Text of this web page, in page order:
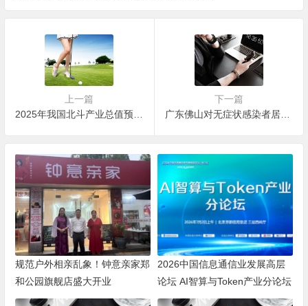
上一篇
下一篇
广东佛山对无症状感染者居住小区实行封闭管理
规范户外相亲乱象！钟意亲家郑
和公园旗舰店盛大开业
2026中国信息通信业发展高层
论坛 AI智算与Token产业分论坛
顺利举办